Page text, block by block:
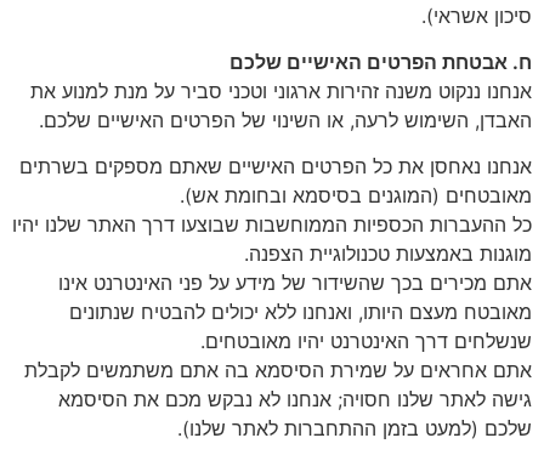
סיכון אשראי).
ח. אבטחת הפרטים האישיים שלכם
אנחנו ננקוט משנה זהירות ארגוני וטכני סביר על מנת למנוע את
האבדן, השימוש לרעה, או השינוי של הפרטים האישיים שלכם.
אנחנו נאחסן את כל הפרטים האישיים שאתם מספקים בשרתים
מאובטחים (המוגנים בסיסמא ובחומת אש).
כל ההעברות הכספיות הממוחשבות שבוצעו דרך האתר שלנו יהיו
מוגנות באמצעות טכנולוגיית הצפנה.
אתם מכירים בכך שהשידור של מידע על פני האינטרנט אינו
מאובטח מעצם היותו, ואנחנו ללא יכולים להבטיח שנתונים
שנשלחים דרך האינטרנט יהיו מאובטחים.
אתם אחראים על שמירת הסיסמא בה אתם משתמשים לקבלת
גישה לאתר שלנו חסויה; אנחנו לא נבקש מכם את הסיסמא
שלכם (למעט בזמן ההתחברות לאתר שלנו).